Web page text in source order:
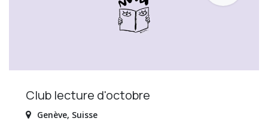
Club lecture d'octobre
Genève, Suisse